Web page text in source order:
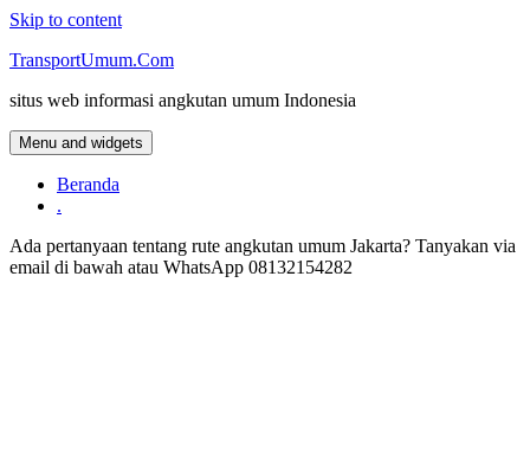
Skip to content
TransportUmum.Com
situs web informasi angkutan umum Indonesia
Menu and widgets
Beranda
.
Ada pertanyaan tentang rute angkutan umum Jakarta? Tanyakan via
email di bawah atau WhatsApp 08132154282